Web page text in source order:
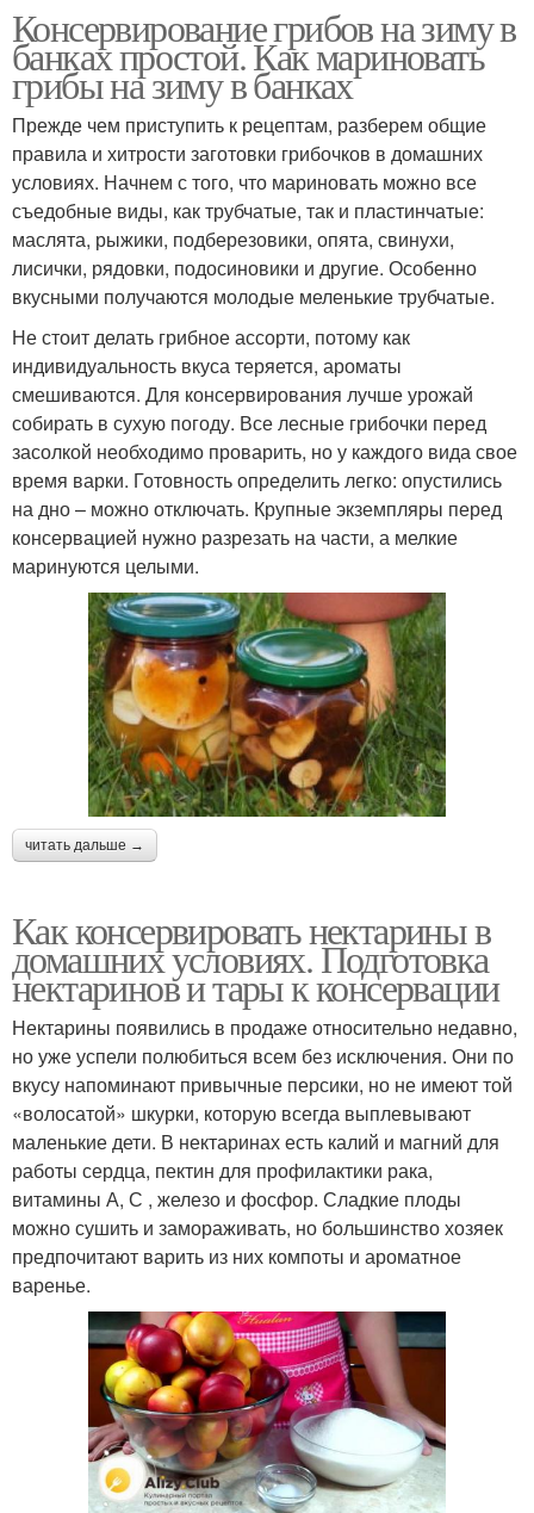
Консервирование грибов на зиму в
банках простой. Как мариновать
грибы на зиму в банках
Прежде чем приступить к рецептам, разберем общие
правила и хитрости заготовки грибочков в домашних
условиях. Начнем с того, что мариновать можно все
съедобные виды, как трубчатые, так и пластинчатые:
маслята, рыжики, подберезовики, опята, свинухи,
лисички, рядовки, подосиновики и другие. Особенно
вкусными получаются молодые меленькие трубчатые.
Не стоит делать грибное ассорти, потому как
индивидуальность вкуса теряется, ароматы
смешиваются. Для консервирования лучше урожай
собирать в сухую погоду. Все лесные грибочки перед
засолкой необходимо проварить, но у каждого вида свое
время варки. Готовность определить легко: опустились
на дно – можно отключать. Крупные экземпляры перед
консервацией нужно разрезать на части, а мелкие
маринуются целыми.
читать дальше →
Как консервировать нектарины в
домашних условиях. Подготовка
нектаринов и тары к консервации
Нектарины появились в продаже относительно недавно,
но уже успели полюбиться всем без исключения. Они по
вкусу напоминают привычные персики, но не имеют той
«волосатой» шкурки, которую всегда выплевывают
маленькие дети. В нектаринах есть калий и магний для
работы сердца, пектин для профилактики рака,
витамины А, С , железо и фосфор. Сладкие плоды
можно сушить и замораживать, но большинство хозяек
предпочитают варить из них компоты и ароматное
варенье.